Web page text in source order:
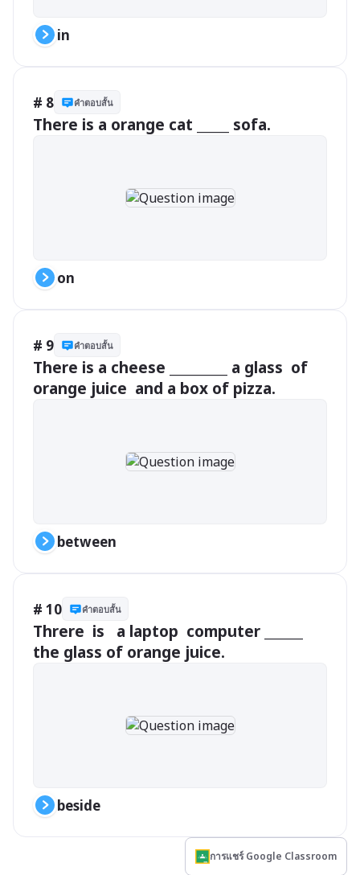
in
# 8 คำตอบสั้น
There is a orange cat _____ sofa.
on
# 9 คำตอบสั้น
There is a cheese _________ a glass  of
orange juice  and a box of pizza.
between
# 10 คำตอบสั้น
Threre  is   a laptop  computer ______
the glass of orange juice.
beside
การแชร์ Google Classroom